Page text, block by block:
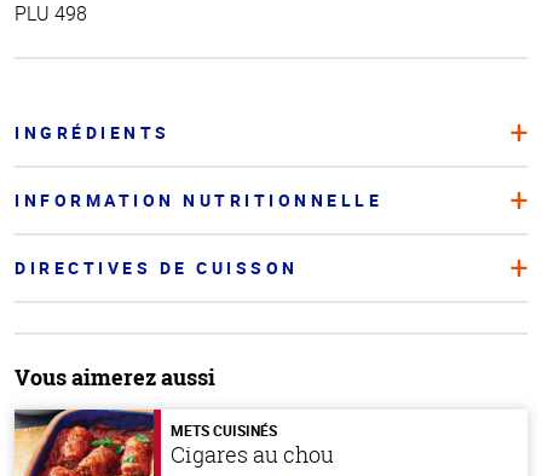
PLU 498
INGRÉDIENTS
INFORMATION NUTRITIONNELLE
DIRECTIVES DE CUISSON
Vous aimerez aussi
METS CUISINÉS
Cigares au chou